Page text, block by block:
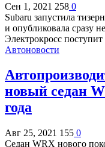
Сен 1, 2021 258 0
Subaru запустила
и опубликовала сразу
Электрокросс
Автоновости
новый седан
года
Авг 25, 2021 155 0
Седан WRX нового